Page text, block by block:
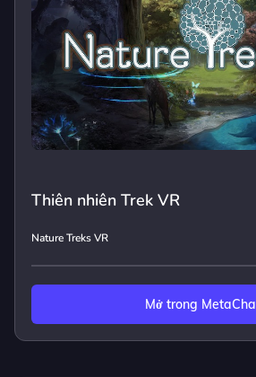
Thiên nhiên Trek VR
Nature Treks VR
Mở trong MetaCha